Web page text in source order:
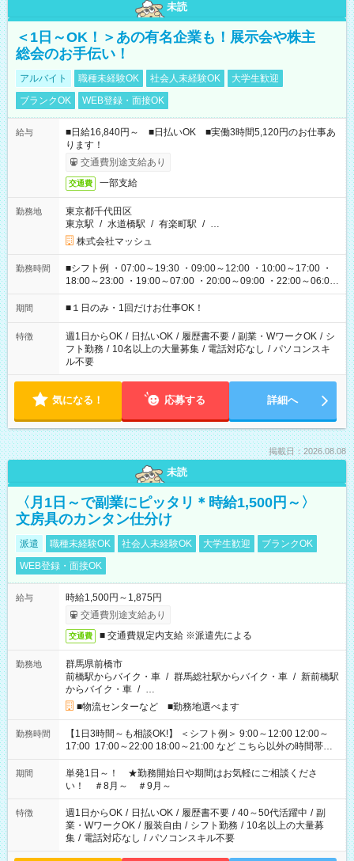
未読
＜1日～OK！＞あの有名企業も！展示会や株主
総会のお手伝い！
アルバイト 職種未経験OK 社会人未経験OK
大学生歓迎
ブランクOK
WEB登録・面接OK
給与
■日給16,840円～ ■日払いOK ■実働3時間5,120円のお仕事あ
ります！
交通費別途支給あり
交通費 一部支給
勤務地
東京都千代田区
東京駅 / 水道橋駅 / 有楽町駅 / …
株式会社マッシュ
勤務時間
■シフト例 ・07:00～19:30 ・09:00～12:00 ・10:00～17:00 ・
18:00～23:00 ・19:00～07:00 ・20:00～09:00 ・22:00～06:00
etc ★最短で3時間で5,120円のお仕事から 15時間で2万円近く稼
げるお仕事も！ ご希望のお時間に合わせてご紹介！ ※シフトは
ください！
期間 ■１日のみ・1回だけお仕事OK！
特徴 週1日からOK / 日払いOK / 履歴書不要 / 副業・WワークOK / シ
フト勤務 / 10名以上の大量募集 / 電話対応なし / パソコンスキ
ル不要
気になる！ 応募する 詳細へ
掲載日：2026.08.08
未読
〈月1日～で副業にピッタリ＊時給1,500円～〉
文房具のカンタン仕分け
派遣 職種未経験OK 社会人未経験OK 大学生歓迎
ブランクOK
WEB登録・面接OK
給与
時給1,500円～1,875円
交通費別途支給あり
交通費 ■ 交通費規定内支給 ※派遣先による
勤務地
群馬県前橋市
前橋駅からバイク・車 / 群馬総社駅からバイク・車 / 新前橋駅
からバイク・車 / …
■物流センターなど ■勤務地選べます
勤務時間
【1日3時間～も相談OK!】 ＜シフト例＞ 9:00～12:00 12:00～
17:00 17:00～22:00 18:00～21:00 など こちら以外の時間帯も
お気軽にご相談ください！
期間
単発1日～！ ★勤務開始日や期間はお気軽にご相談くださ
い！ ＃8月～ ＃9月～
特徴 週1日からOK / 日払いOK / 履歴書不要 / 40～50代活躍中 / 副
業・WワークOK / 服装自由 / シフト勤務 / 10名以上の大量募
集 / 電話対応なし / パソコンスキル不要